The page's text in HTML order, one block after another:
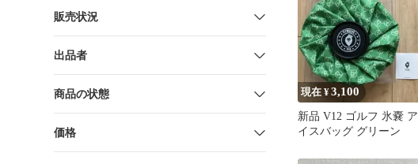
販売状況
出品者
商品の状態
価格
現在 ¥3,100
新品 V12 ゴルフ 氷嚢 ア
イスバッグ グリーン